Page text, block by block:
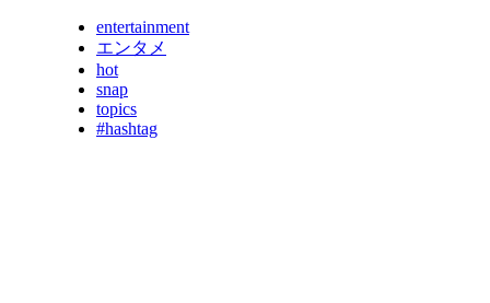
entertainment
エンタメ
hot
snap
topics
#hashtag